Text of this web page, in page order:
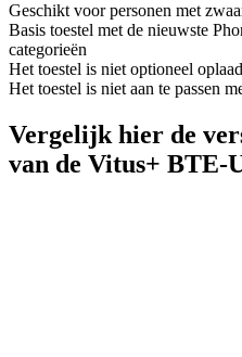
Geschikt voor personen met
Basis toestel met de nieuwste
categorieën
Het toestel is niet optioneel
Het toestel is niet aan te passen
Vergelijk hier de
van de Vitus+ BTE-